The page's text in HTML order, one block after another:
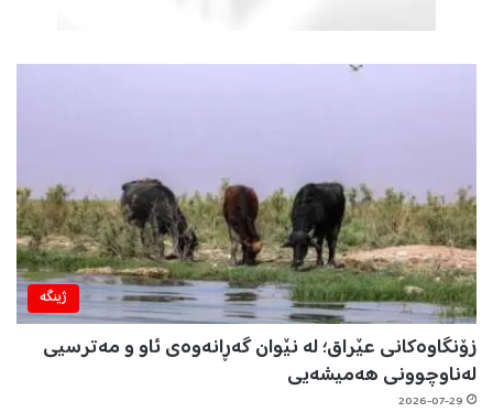
ژینگه‌
زۆنگاوەکانی عێراق؛ لە نێوان گەڕانەوەی ئاو و مەترسیی
لەناوچوونی هەمیشەیی
2026-07-29